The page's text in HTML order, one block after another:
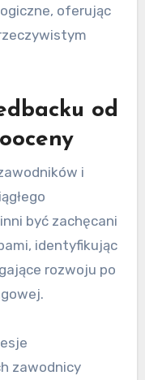
oferując
od
i
być zachęcani
identyfikując
rozwoju po
zawodnicy